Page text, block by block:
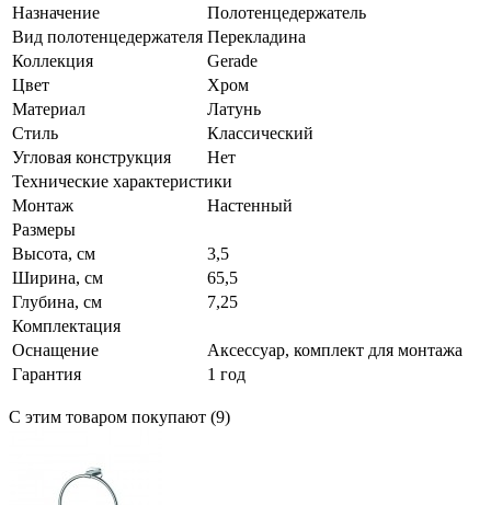
Назначение
Полотенцедержатель
Вид полотенцедержателя Перекладина
Коллекция
Gerade
Цвет
Хром
Материал
Латунь
Стиль
Классический
Угловая конструкция
Нет
Технические характеристики
Монтаж
Настенный
Размеры
Высота, см
3,5
Ширина, см
65,5
Глубина, см
7,25
Комплектация
Оснащение
Аксессуар, комплект для монтажа
Гарантия
1 год
С этим товаром покупают (9)